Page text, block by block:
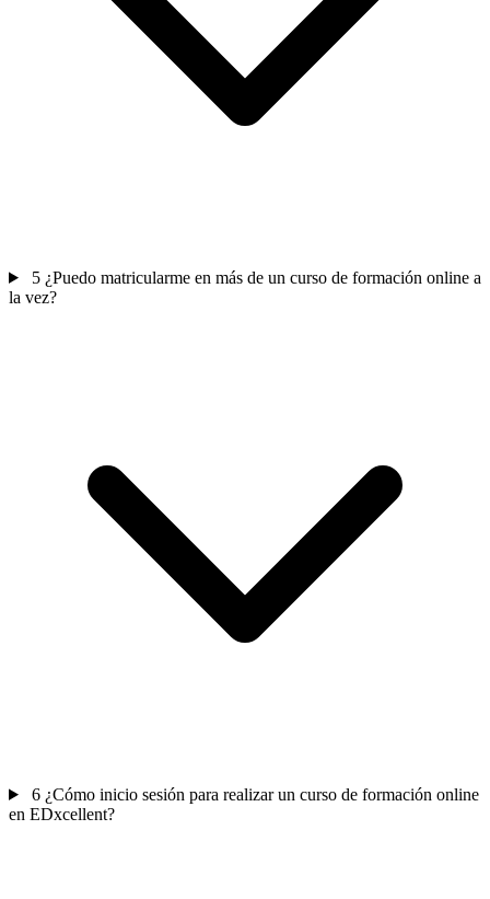
5 ¿Puedo matricularme en más de un curso de formación online a
la vez?
6 ¿Cómo inicio sesión para realizar un curso de formación online
en EDxcellent?